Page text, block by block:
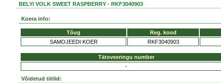
BELYI VOLK SWEET RASPBERRY - RKF3040903
Koera info:
Tõug
Reg. kood
SAMOJEEDI KOER
RKF3040903
Tätoveeringu number
-
Võidetud tiitlid: